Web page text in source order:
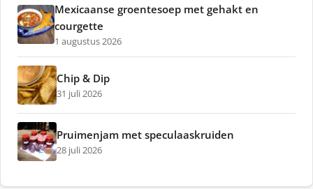
Mexicaanse groentesoep met gehakt en
courgette
1 augustus 2026
Chip & Dip
31 juli 2026
Pruimenjam met speculaaskruiden
28 juli 2026